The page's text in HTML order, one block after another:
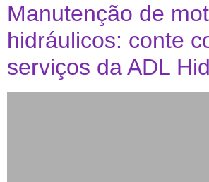
Manutenção de
hidráulicos: conte
serviços da ADL